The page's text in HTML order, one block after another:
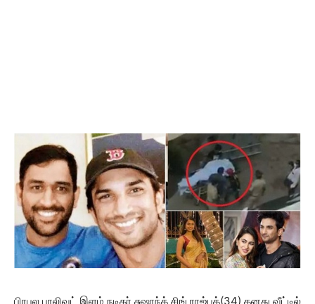
பிரபல பாலிவுட் இளம் நடிகர் சுஷாந்த் சிங் ராஜ்புத்(34) தனது வீட்டில்